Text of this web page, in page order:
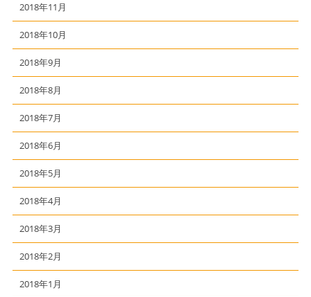
2018年11月
2018年10月
2018年9月
2018年8月
2018年7月
2018年6月
2018年5月
2018年4月
2018年3月
2018年2月
2018年1月